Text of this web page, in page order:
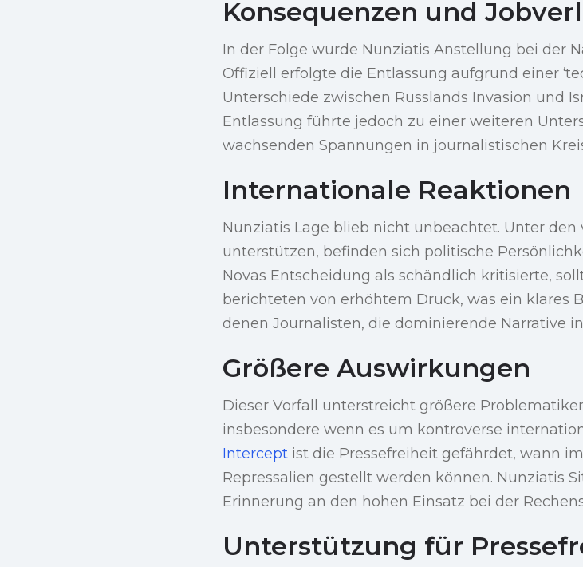
Konsequenzen und
In der Folge wurde Nunziatis Anstellung bei der
Offiziell erfolgte die Entlassung aufgrund einer
Unterschiede zwischen Russlands Invasion und
Entlassung führte jedoch zu einer weiteren
wachsenden Spannungen in journalistischen
Internationale Reaktionen
Nunziatis Lage blieb nicht unbeachtet. Unter
unterstützen, befinden sich politische
Novas Entscheidung als schändlich kritisierte,
berichteten von erhöhtem Druck, was ein klares
denen Journalisten, die dominierende Narrative
Größere Auswirkungen
Dieser Vorfall unterstreicht größere
insbesondere wenn es um kontroverse
Intercept ist die Pressefreiheit gefährdet, wann
Repressalien gestellt werden können. Nunziatis
Erinnerung an den hohen Einsatz bei der
Unterstützung für